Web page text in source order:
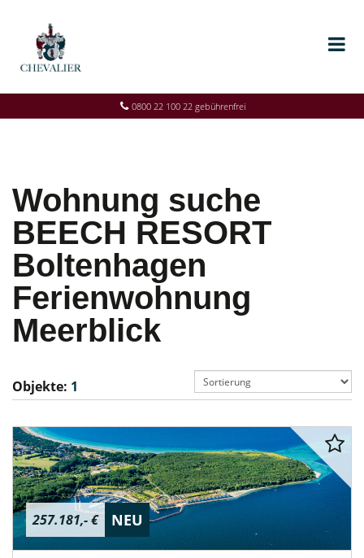
0800 22 100 22 gebührenfrei
Wohnung suche
BEECH RESORT
Boltenhagen
Ferienwohnung
Meerblick
Objekte: 1
257.181,- € NEU